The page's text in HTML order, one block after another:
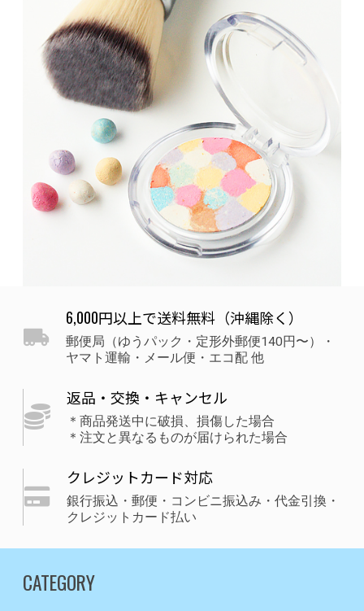
6,000円以上で送料無料（沖縄除く）
郵便局（ゆうパック・定形外郵便140円〜）・
ヤマト運輸・メール便・エコ配 他
返品・交換・キャンセル
＊商品発送中に破損、損傷した場合
＊注文と異なるものが届けられた場合
クレジットカード対応
銀行振込・郵便・コンビニ振込み・代金引換・
クレジットカード払い
CATEGORY